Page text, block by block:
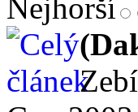
Nejhorší